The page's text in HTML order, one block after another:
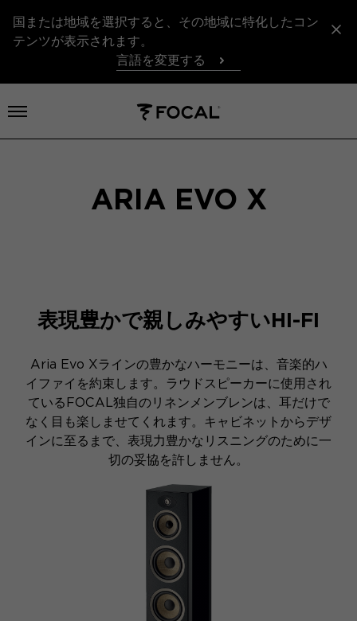
国または地域を選択すると、その地域に特化したコン
テンツが表示されます。
言語を変更する
メニューを開く
ARIA EVO X
表現豊かで親しみやすいHI-FI
Aria Evo Xラインの豊かなハーモニーは、音楽的ハ
イファイを約束します。ラウドスピーカーに使用され
ているFOCAL独自のリネンメンブレンは、耳だけで
なく目も楽しませてくれます。キャビネットからデザ
インに至るまで、表現力豊かなリスニングのために一
切の妥協を許しません。